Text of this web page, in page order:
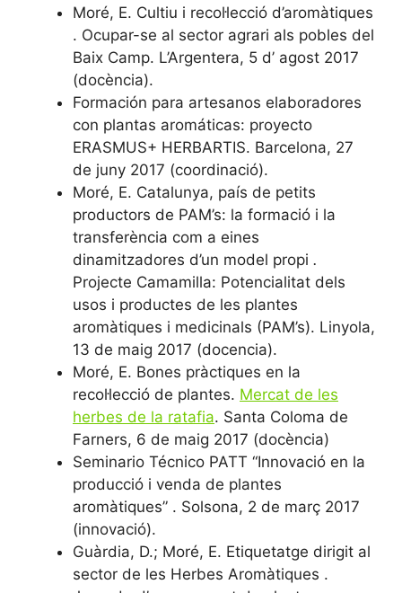
Moré, E. Cultiu i recol·lecció d’aromàtiques
. Ocupar-se al sector agrari als pobles del
Baix Camp. L’Argentera, 5 d’ agost 2017
(docència).
Formación para artesanos elaboradores
con plantas aromáticas: proyecto
ERASMUS+ HERBARTIS. Barcelona, 27
de juny 2017 (coordinació).
Moré, E. Catalunya, país de petits
productors de PAM’s: la formació i la
transferència com a eines
dinamitzadores d’un model propi .
Projecte Camamilla: Potencialitat dels
usos i productes de les plantes
aromàtiques i medicinals (PAM’s). Linyola,
13 de maig 2017 (docencia).
Moré, E. Bones pràctiques en la
recol·lecció de plantes. Mercat de les
herbes de la ratafia. Santa Coloma de
Farners, 6 de maig 2017 (docència)
Seminario Técnico PATT “Innovació en la
producció i venda de plantes
aromàtiques” . Solsona, 2 de març 2017
(innovació).
Guàrdia, D.; Moré, E. Etiquetatge dirigit al
sector de les Herbes Aromàtiques .